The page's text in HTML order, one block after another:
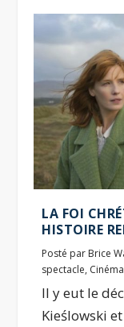
LA FOI
HISTOIRE
Posté par Brice
spectacle,
Il y eut le
Kieślowski